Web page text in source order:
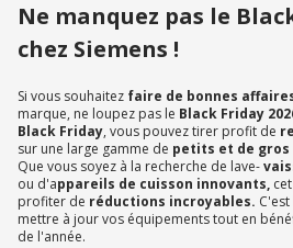
Ne manquez pas le
chez Siemens !
Si vous souhaitez faire de bonnes
marque, ne loupez pas le Black Friday
Black Friday, vous pouvez tirer profit de
sur une large gamme de petits et de gros
Que vous soyez à la recherche de lave-
ou d'appareils de cuisson innovants,
profiter de réductions incroyables.
mettre à jour vos équipements tout en
de l'année.